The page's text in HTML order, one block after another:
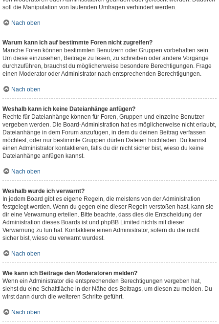
soll die Manipulation von laufenden Umfragen verhindert werden.
Nach oben
Warum kann ich auf bestimmte Foren nicht zugreifen?
Manche Foren können bestimmten Benutzern oder Gruppen vorbehalten sein.
Um diese einzusehen, Beiträge zu lesen, zu schreiben oder andere Vorgänge
durchzuführen, brauchst du möglicherweise besondere Berechtigungen. Frage
einen Moderator oder Administrator nach entsprechenden Berechtigungen.
Nach oben
Weshalb kann ich keine Dateianhänge anfügen?
Rechte für Dateianhänge können für Foren, Gruppen und einzelne Benutzer
vergeben werden. Die Board-Administration hat es möglicherweise nicht erlaubt,
Dateianhänge in dem Forum anzufügen, in dem du deinen Beitrag verfassen
möchtest, oder nur bestimmte Gruppen dürfen Dateien hochladen. Du kannst
einen Administrator kontaktieren, falls du dir nicht sicher bist, wieso du keine
Dateianhänge anfügen kannst.
Nach oben
Weshalb wurde ich verwarnt?
In jedem Board gibt es eigene Regeln, die meistens von der Administration
festgelegt werden. Wenn du gegen eine dieser Regeln verstoßen hast, kann sie
dir eine Verwarnung erteilen. Bitte beachte, dass dies die Entscheidung der
Administration dieses Boards ist und phpBB Limited nichts mit dieser
Verwarnung zu tun hat. Kontaktiere einen Administrator, sofern du die nicht
sicher bist, wieso du verwarnt wurdest.
Nach oben
Wie kann ich Beiträge den Moderatoren melden?
Wenn ein Administrator die entsprechenden Berechtigungen vergeben hat,
siehst du eine Schaltfläche in der Nähe des Beitrags, um diesen zu melden. Du
wirst dann durch die weiteren Schritte geführt.
Nach oben